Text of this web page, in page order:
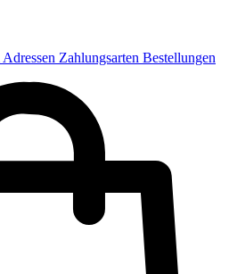
Adressen Zahlungsarten Bestellungen